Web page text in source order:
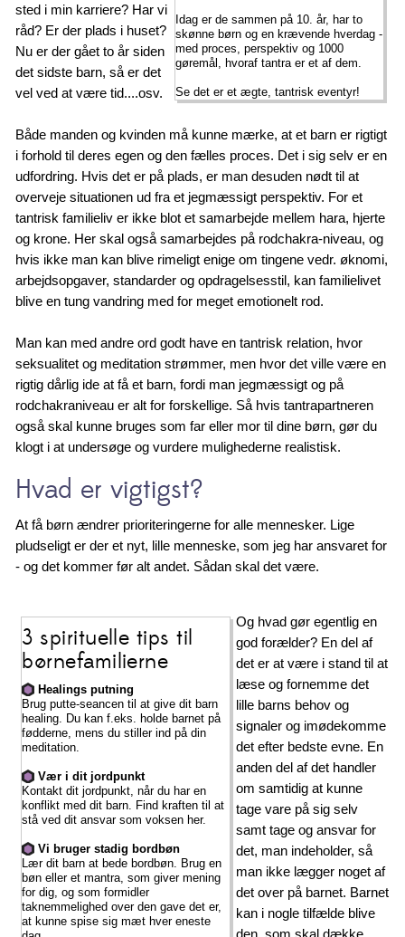
Idag er de sammen på 10. år, har to
skønne børn og en krævende hverdag -
med proces, perspektiv og 1000
gøremål, hvoraf tantra er et af dem.
Se det er et ægte, tantrisk eventyr!
sted i min karriere? Har vi
råd? Er der plads i huset?
Nu er der gået to år siden
det sidste barn, så er det
vel ved at være tid....osv.
Både manden og kvinden må kunne mærke, at et barn er rigtigt
i forhold til deres egen og den fælles proces. Det i sig selv er en
udfordring. Hvis det er på plads, er man desuden nødt til at
overveje situationen ud fra et jegmæssigt perspektiv. For et
tantrisk familieliv er ikke blot et samarbejde mellem hara, hjerte
og krone. Her skal også samarbejdes på rodchakra-niveau, og
hvis ikke man kan blive rimeligt enige om tingene vedr. øknomi,
arbejdsopgaver, standarder og opdragelsesstil, kan familielivet
blive en tung vandring med for meget emotionelt rod.
Man kan med andre ord godt have en tantrisk relation, hvor
seksualitet og meditation strømmer, men hvor det ville være en
rigtig dårlig ide at få et barn, fordi man jegmæssigt og på
rodchakraniveau er alt for forskellige. Så hvis tantrapartneren
også skal kunne bruges som far eller mor til dine børn, gør du
klogt i at undersøge og vurdere mulighederne realistisk.
Hvad er vigtigst?
At få børn ændrer prioriteringerne for alle mennesker. Lige
pludseligt er der et nyt, lille menneske, som jeg har ansvaret for
- og det kommer før alt andet. Sådan skal det være.
3 spirituelle tips til
børnefamilierne
Healings putning
Brug putte-seancen til at give dit barn
healing. Du kan f.eks. holde barnet på
fødderne, mens du stiller ind på din
meditation.
Vær i dit jordpunkt
Kontakt dit jordpunkt, når du har en
konflikt med dit barn. Find kraften til at
stå ved dit ansvar som voksen her.
Vi bruger stadig bordbøn
Lær dit barn at bede bordbøn. Brug en
bøn eller et mantra, som giver mening
for dig, og som formidler
taknemmelighed over den gave det er,
at kunne spise sig mæt hver eneste
Og hvad gør egentlig en
god forælder? En del af
det er at være i stand til at
læse og fornemme det
lille barns behov og
signaler og imødekomme
det efter bedste evne. En
anden del af det handler
om samtidig at kunne
tage vare på sig selv
samt tage og ansvar for
det, man indeholder, så
man ikke lægger noget af
det over på barnet. Barnet
kan i nogle tilfælde blive
den, som skal dække